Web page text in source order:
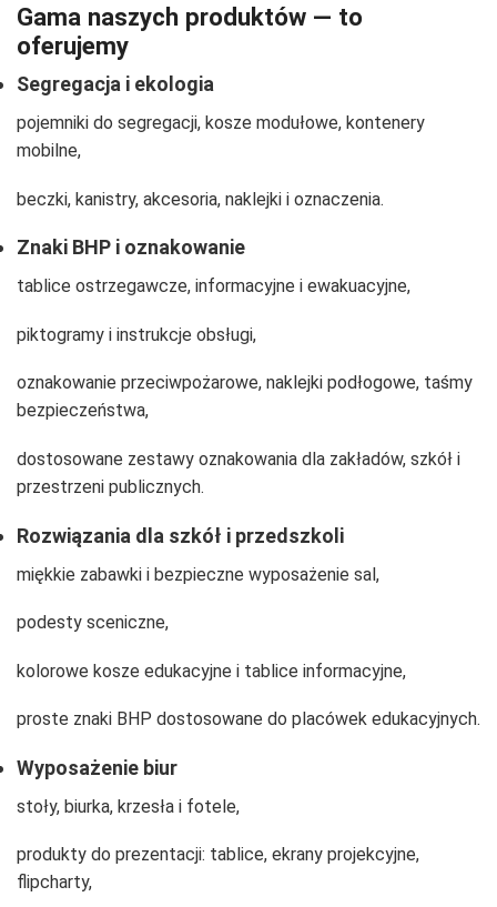
Gama naszych produktów — to
oferujemy
Segregacja i ekologia
pojemniki do segregacji, kosze modułowe, kontenery
mobilne,
beczki, kanistry, akcesoria, naklejki i oznaczenia.
Znaki BHP i oznakowanie
tablice ostrzegawcze, informacyjne i ewakuacyjne,
piktogramy i instrukcje obsługi,
oznakowanie przeciwpożarowe, naklejki podłogowe, taśmy
bezpieczeństwa,
dostosowane zestawy oznakowania dla zakładów, szkół i
przestrzeni publicznych.
Rozwiązania dla szkół i przedszkoli
miękkie zabawki i bezpieczne wyposażenie sal,
podesty sceniczne,
kolorowe kosze edukacyjne i tablice informacyjne,
proste znaki BHP dostosowane do placówek edukacyjnych.
Wyposażenie biur
stoły, biurka, krzesła i fotele,
produkty do prezentacji: tablice, ekrany projekcyjne,
flipcharty,